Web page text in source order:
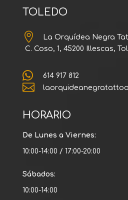
TOLEDO

La Orquídea Negra
C. Coso, 1, 45200 Illescas,
 614 917 812

HORARIO
De Lunes a Viernes:
10:00-14:00 / 17:00-20:00
Sábados:
10:00-14:00